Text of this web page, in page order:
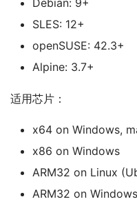
SLES: 12+
openSUSE: 42.3+
Alpine: 3.7+
适用芯片：
x64 on Windows,
x86 on Windows
ARM32 on Linux
ARM32 on